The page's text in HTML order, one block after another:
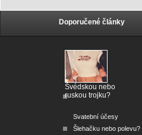
Doporučené články
Švédskou nebo
ruskou trojku?
Svatební účesy
Šlehačku nebo polevu?